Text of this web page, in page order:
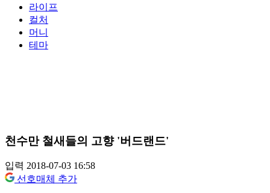
라이프
컬처
머니
테마
천수만 철새들의 고향 '버드랜드'
입력 2018-07-03 16:58
선호매체 추가